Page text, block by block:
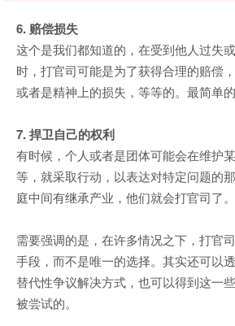
6. 赔偿损失
这个是我们都知道的，在受到他人过失
时，打官司可能是为了获得合理的赔偿
或者是精神上的损失，等等的。最简单的
7. 捍卫自己的权利
有时候，个人或者是团体可能会在维护
等，就采取行动，以表达对特定问题的
庭中间有继承产业，他们就会打官司了。
需要强调的是，在许多情况之下，打官
手段，而不是唯一的选择。其实还可以
替代性争议解决方式，也可以得到这一
被尝试的。